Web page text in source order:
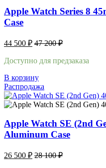
Apple Watch Series 8
Case
44 500 ₽ 47 200₽
Доступно для предзаказа
В корзину
Распродажа
Apple Watch SE (2nd
Aluminum Case
26 500 ₽ 28 100₽